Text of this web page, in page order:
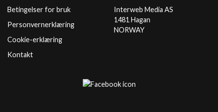
Betingelser for bruk
Personvernerklæring
Cookie-erklæring
Kontakt
Interweb Media AS
1481 Hagan
NORWAY